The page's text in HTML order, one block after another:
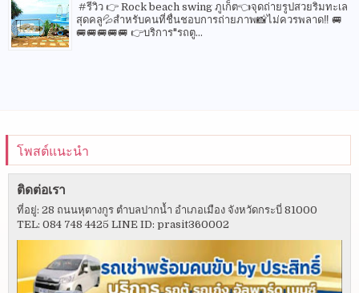
#รีวิว 👉 Rock beach swing ภูเก็ต👈จุดถ่ายรูปสวยริมทะเล
สุดคลู💦สำหรับคนที่ชื่นชอบการถ่ายภาพ📸ไม่ควรพลาด‼️ 🚐
🚐🚐🚐🚐🚐 👉บริการ"รถตู...
โพสต์แนะนำ
ติดต่อเรา
ที่อยู่: 28 ถนนหุตางกูร ตำบลปากน้ำ อำเภอเมือง จังหวัดกระบี่ 81000
TEL: 084 748 4425 LINE ID: prasit360002